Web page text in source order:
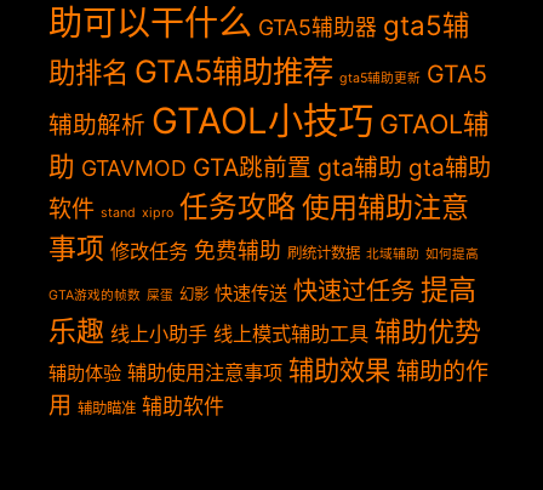
助可以干什么 GTA5辅助器 gta5辅
助排名 GTA5辅助推荐 gta5辅助更新 GTA5
辅助解析 GTAOL小技巧 GTAOL辅
助 GTAVMOD GTA跳前置 gta辅助 gta辅助
软件 stand xipro 任务攻略 使用辅助注意
事项 修改任务 免费辅助 刷统计数据 北域辅助 如何提高
GTA游戏的帧数 屎蛋 幻影 快速传送 快速过任务 提高
乐趣 线上小助手 线上模式辅助工具 辅助优势
辅助体验 辅助使用注意事项 辅助效果 辅助的作
用 辅助瞄准 辅助软件